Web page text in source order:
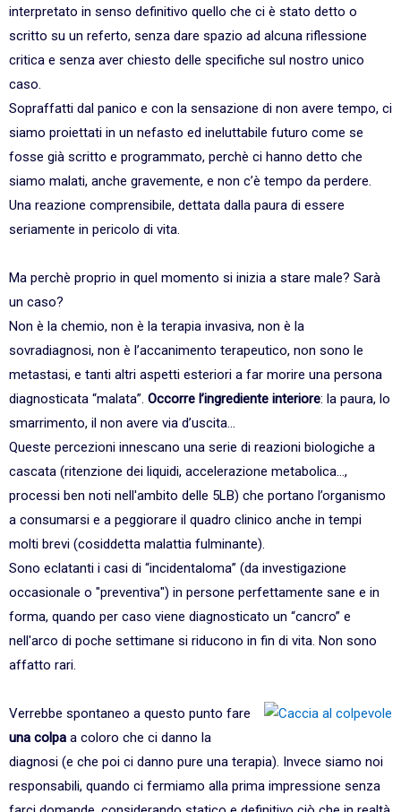
interpretato in senso definitivo quello che ci è stato detto o
scritto su un referto, senza dare spazio ad alcuna riflessione
critica e senza aver chiesto delle specifiche sul nostro unico
caso.
Sopraffatti dal panico e con la sensazione di non avere tempo, ci
siamo proiettati in un nefasto ed ineluttabile futuro come se
fosse già scritto e programmato, perchè ci hanno detto che
siamo malati, anche gravemente, e non c’è tempo da perdere.
Una reazione comprensibile, dettata dalla paura di essere
seriamente in pericolo di vita.
Ma perchè proprio in quel momento si inizia a stare male? Sarà
un caso?
Non è la chemio, non è la terapia invasiva, non è la
sovradiagnosi, non è l’accanimento terapeutico, non sono le
metastasi, e tanti altri aspetti esteriori a far morire una persona
diagnosticata “malata”. Occorre l’ingrediente interiore: la paura, lo
smarrimento, il non avere via d’uscita...
Queste percezioni innescano una serie di reazioni biologiche a
cascata (ritenzione dei liquidi, accelerazione metabolica...,
processi ben noti nell'ambito delle 5LB) che portano l’organismo
a consumarsi e a peggiorare il quadro clinico anche in tempi
molti brevi (cosiddetta malattia fulminante).
Sono eclatanti i casi di “incidentaloma” (da investigazione
occasionale o "preventiva") in persone perfettamente sane e in
forma, quando per caso viene diagnosticato un “cancro” e
nell'arco di poche settimane si riducono in fin di vita. Non sono
affatto rari.
Verrebbe spontaneo a questo punto fare
una colpa a coloro che ci danno la
diagnosi (e che poi ci danno pure una terapia). Invece siamo noi
responsabili, quando ci fermiamo alla prima impressione senza